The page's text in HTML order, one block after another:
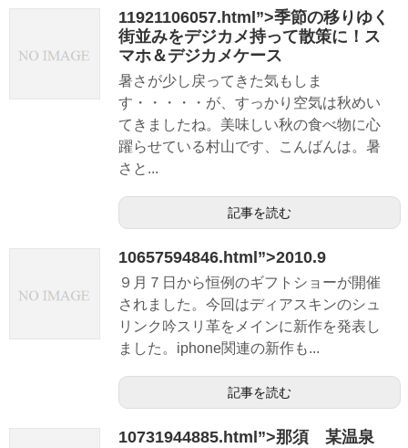
11921106057.html”>季節の移りゆく
街並みをデジカメ持って散策に！ス
マホ＆デジカメケース
暑さが少し戻ってきた気もしま
す・・・・・が、すっかり空気は秋めい
てきましたね。美味しい秋の食べ物に心
躍らせている村山です、こんばんは。暑
さと...
記事を読む
10657594846.html”>2010.9
９月７日から恒例のギフトショーが開催
されました。今回はディアスキンのシュ
リンク吟スリ革をメインに新作を発表し
ました。iphone関連の新作も...
記事を読む
10731944885.html”>那須 某温泉